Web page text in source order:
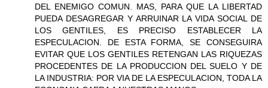
DEL ENEMIGO COMUN. MAS, PARA QUE LA LIBERTAD
PUEDA DESAGREGAR Y ARRUINAR LA VIDA SOCIAL DE
LOS GENTILES, ES PRECISO ESTABLECER LA
ESPECULACION. DE ESTA FORMA, SE CONSEGUIRA
EVITAR QUE LOS GENTILES RETENGAN LAS RIQUEZAS
PROCEDENTES DE LA PRODUCCION DEL SUELO Y DE
LA INDUSTRIA: POR VIA DE LA ESPECULACION, TODA LA